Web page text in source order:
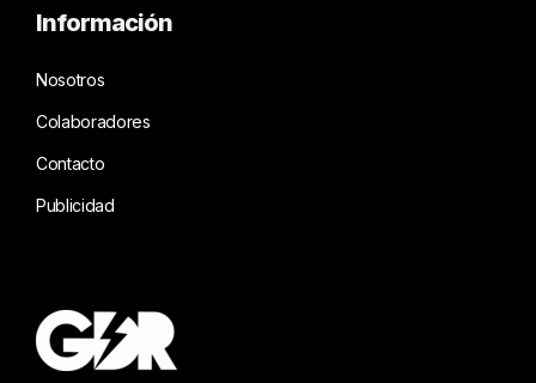
Información
Nosotros
Colaboradores
Contacto
Publicidad